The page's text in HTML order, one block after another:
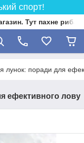
спорт!
Тут пахне
лунок: поради для
ефективного лову